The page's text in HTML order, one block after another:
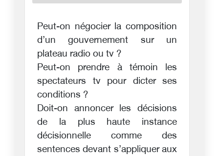
Peut-on négocier la composition
d’un gouvernement sur un
plateau radio ou tv ?
Peut-on prendre à témoin les
spectateurs tv pour dicter ses
conditions ?
Doit-on annoncer les décisions
de la plus haute instance
décisionnelle comme des
sentences devant s’appliquer aux